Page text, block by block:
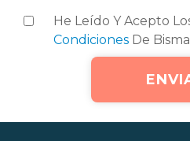
He Leído Y Acepto
Condiciones De